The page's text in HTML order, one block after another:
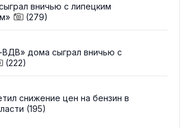
вничью с липецким
(279)
дома сыграл вничью с
(222)
снижение цен на бензин в
(195)